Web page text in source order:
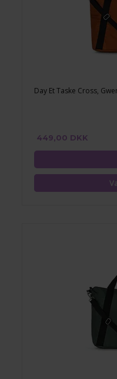
Day Et Taske Cross,
449,00 DKK